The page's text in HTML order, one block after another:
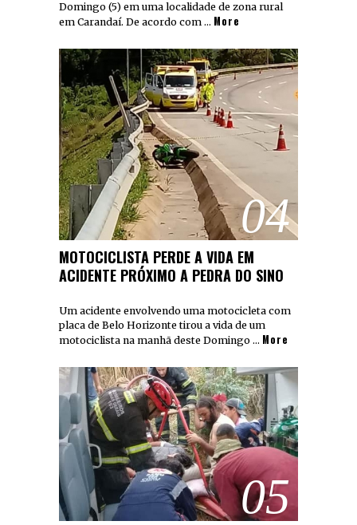
Domingo (5) em uma localidade de zona rural
em Carandaí. De acordo com … More
04
MOTOCICLISTA PERDE A VIDA EM
ACIDENTE PRÓXIMO A PEDRA DO SINO
Um acidente envolvendo uma motocicleta com
placa de Belo Horizonte tirou a vida de um
motociclista na manhã deste Domingo … More
05